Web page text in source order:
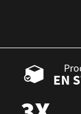
EN